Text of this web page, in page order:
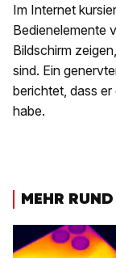
Im Internet
Bedienelemente
Bildschirm
sind. Ein
berichtet, dass
habe.
MEHR